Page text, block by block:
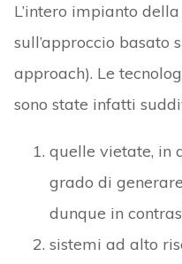
L’intero impianto
sull’approccio basato
approach). Le
sono state infatti
quelle vietate, in
grado di
dunque in
sistemi ad alto